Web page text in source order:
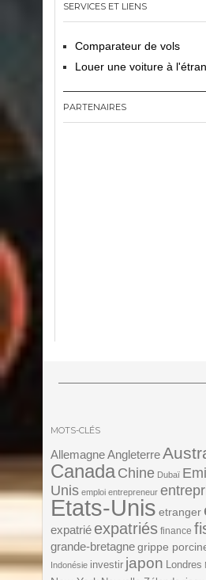
SERVICES ET LIENS
Comparateur de vols
Louer une voiture à
PARTENAIRES
MOTS-CLÉS
Allemagne Angleterre
Canada Chine Dubaï
Unis emploi entrepreneur
Etats-Unis etranger
expatrié expatriés finance
grande-bretagne grippe
Indonésie investir japon Londres